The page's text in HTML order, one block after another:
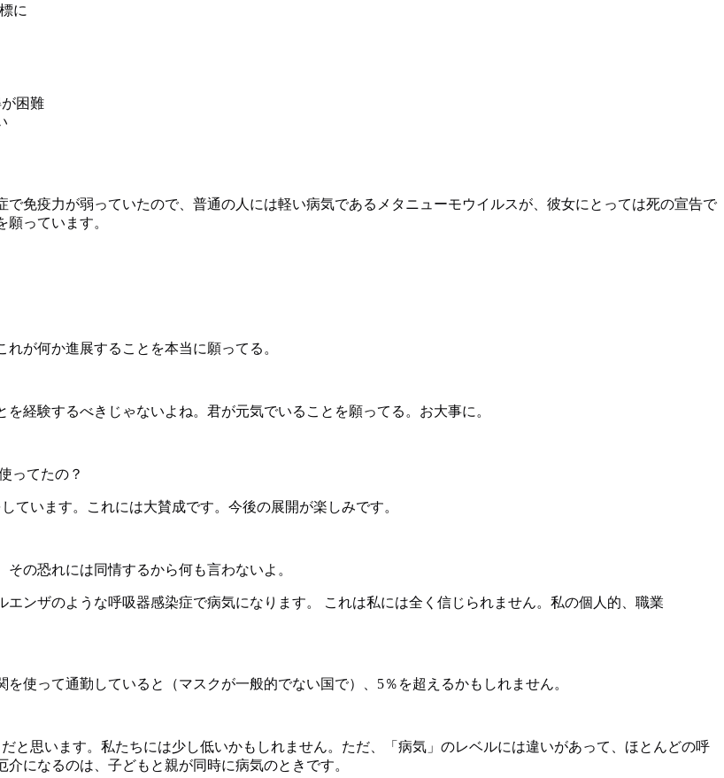
に
困難
免疫力が弱っていたので、普通の人には軽い病気であるメタニューモウイルスが、彼女にとっては死の宣告で
っています。
が何か進展することを本当に願ってる。
経験するべきじゃないよね。君が元気でいることを願ってる。お大事に。
ってたの？
ています。これには大賛成です。今後の展開が楽しみです。
の恐れには同情するから何も言わないよ。
ンザのような呼吸器感染症で病気になります。 これは私には全く信じられません。私の個人的、職業
使って通勤していると（マスクが一般的でない国で）、5％を超えるかもしれません。
と思います。私たちには少し低いかもしれません。ただ、「病気」のレベルには違いがあって、ほとんどの呼
になるのは、子どもと親が同時に病気のときです。